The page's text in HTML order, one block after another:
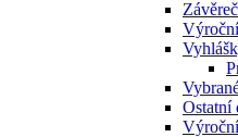
Ostatní